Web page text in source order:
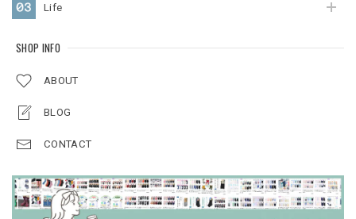
Life
SHOP INFO
ABOUT
BLOG
CONTACT